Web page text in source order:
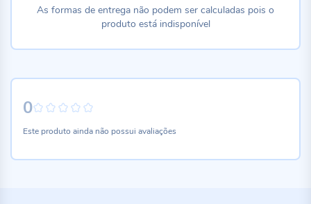
0
Este produto ainda não possui avaliações
As formas de entrega não podem ser calculadas pois o
produto está indisponível